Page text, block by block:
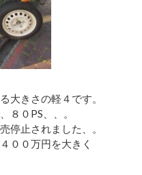
大きさの軽４です。
８０PS、、。
停止されました、。
００万円を大きく